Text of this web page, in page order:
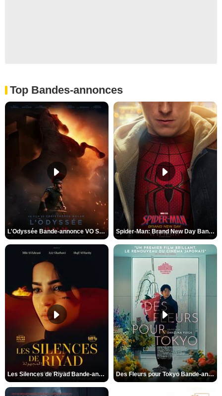
Top Bandes-annonces
L'Odyssée Bande-annonce VO STFR Spider-Man: Brand New Day Bande-annonce VO STFR
Les Silences de Riyad Bande-annonce VO STFR Des Fleurs pour Tokyo Bande-annonce VO STFR